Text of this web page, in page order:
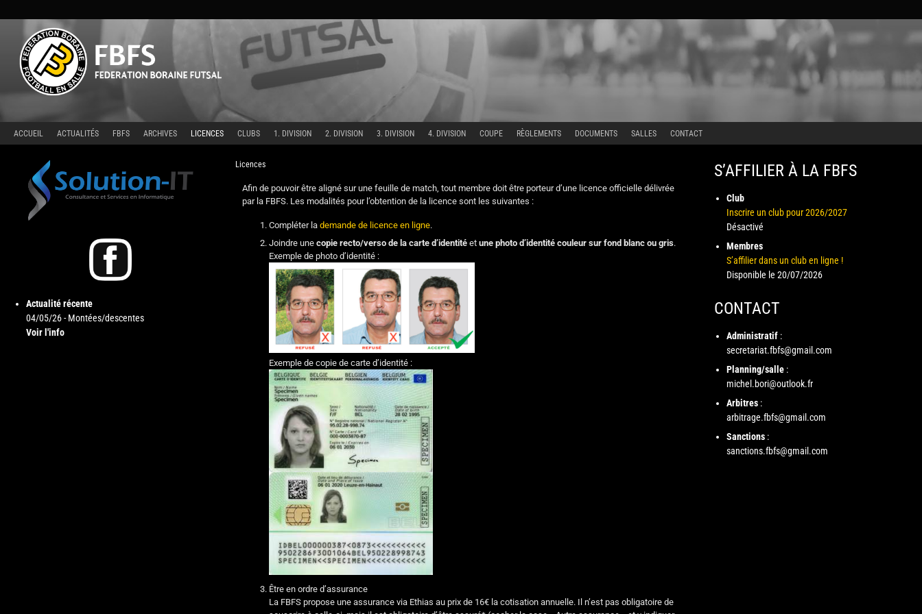
ACCUEIL ACTUALITÉS FBFS ARCHIVES LICENCES CLUBS 1. DIVISION 2. DIVISION 3. DIVISION 4. DIVISION COUPE RÈGLEMENTS DOCUMENTS SALLES CONTACT
Licences
Afin de pouvoir être aligné sur une feuille de match, tout membre doit être porteur d’une licence officielle délivrée
par la FBFS. Les modalités pour l’obtention de la licence sont les suivantes :
Compléter la demande de licence en ligne.
Joindre une copie recto/verso de la carte d’identitéet une photo d’identité couleur sur fond blanc ou gris.
Exemple de photo d’identité :
Exemple de copie de carte d’identité :
Être en ordre d’assurance
La FBFS propose une assurance via Ethias au prix de 16€ la cotisation annuelle. Il n’est pas obligatoire de
Actualité récente
04/05/26 - Montées/descentes
Voir l'info
S’AFFILIER À LA FBFS
Club
Inscrire un club pour 2026/2027
Désactivé
Membres
S’affilier dans un club en ligne !
Disponible le 20/07/2026
CONTACT
Administratif:
secretariat.fbfs@gmail.com
Planning/salle:
michel.bori@outlook.fr
Arbitres:
arbitrage.fbfs@gmail.com
Sanctions:
sanctions.fbfs@gmail.com